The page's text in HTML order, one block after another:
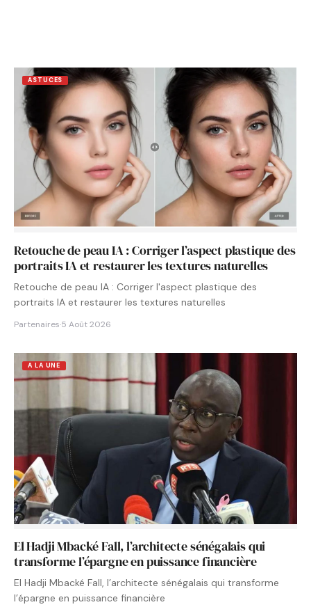
ASTUCES
Retouche de peau IA : Corriger l’aspect plastique des
portraits IA et restaurer les textures naturelles
Retouche de peau IA : Corriger l'aspect plastique des
portraits IA et restaurer les textures naturelles
Partenaires·5 Août 2026
A LA UNE
El Hadji Mbacké Fall, l’architecte sénégalais qui
transforme l’épargne en puissance financière
El Hadji Mbacké Fall, l’architecte sénégalais qui transforme
l’épargne en puissance financière